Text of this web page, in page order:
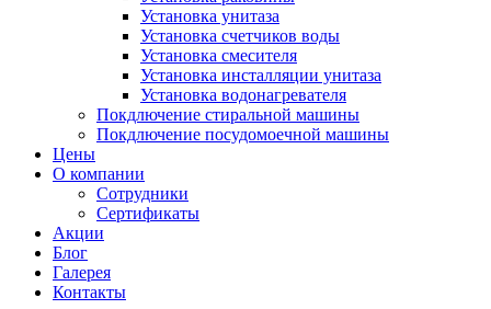
Установка унитаза
Установка счетчиков воды
Установка смесителя
Установка инсталляции унитаза
Установка водонагревателя
Покдлючение стиральной машины
Покдлючение посудомоечной машины
Цены
О компании
Сотрудники
Сертификаты
Акции
Блог
Галерея
Контакты